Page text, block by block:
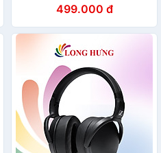
499.000 đ